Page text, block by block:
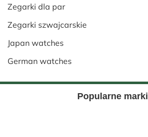
Zegarki dla par
Zegarki szwajcarskie
Japan watches
German watches
Popularne marki